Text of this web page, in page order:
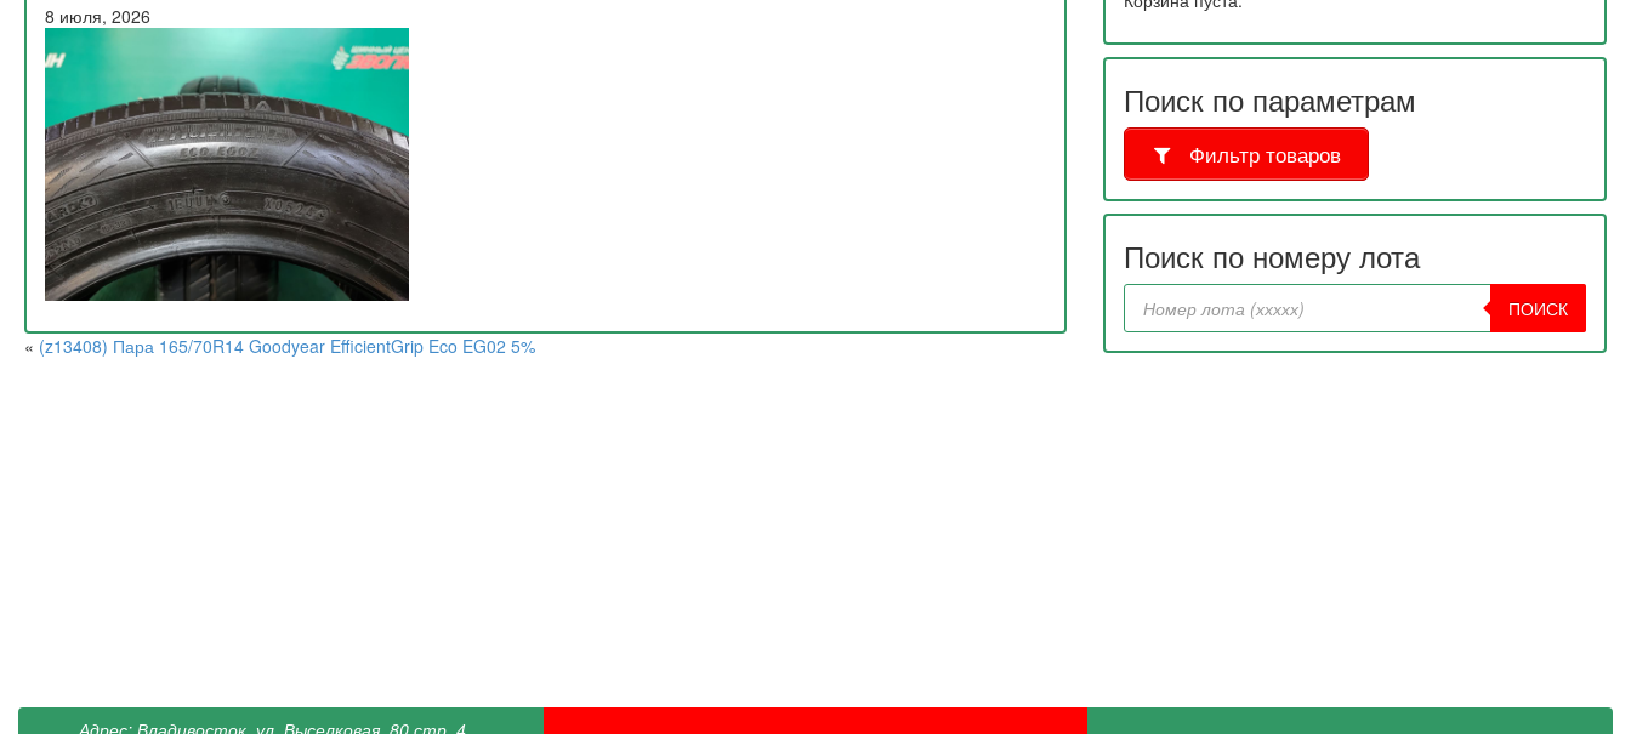
8 июля, 2026
« (z13408) Пара 165/70R14 Goodyear EfficientGrip Eco EG02 5%
Поиск по параметрам
Фильтр товаров
Поиск по номеру лота
ПОИСК
Адрес: Владивосток, ул. Выселковая, 80 стр. 4